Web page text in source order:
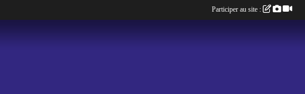
Participer au site :